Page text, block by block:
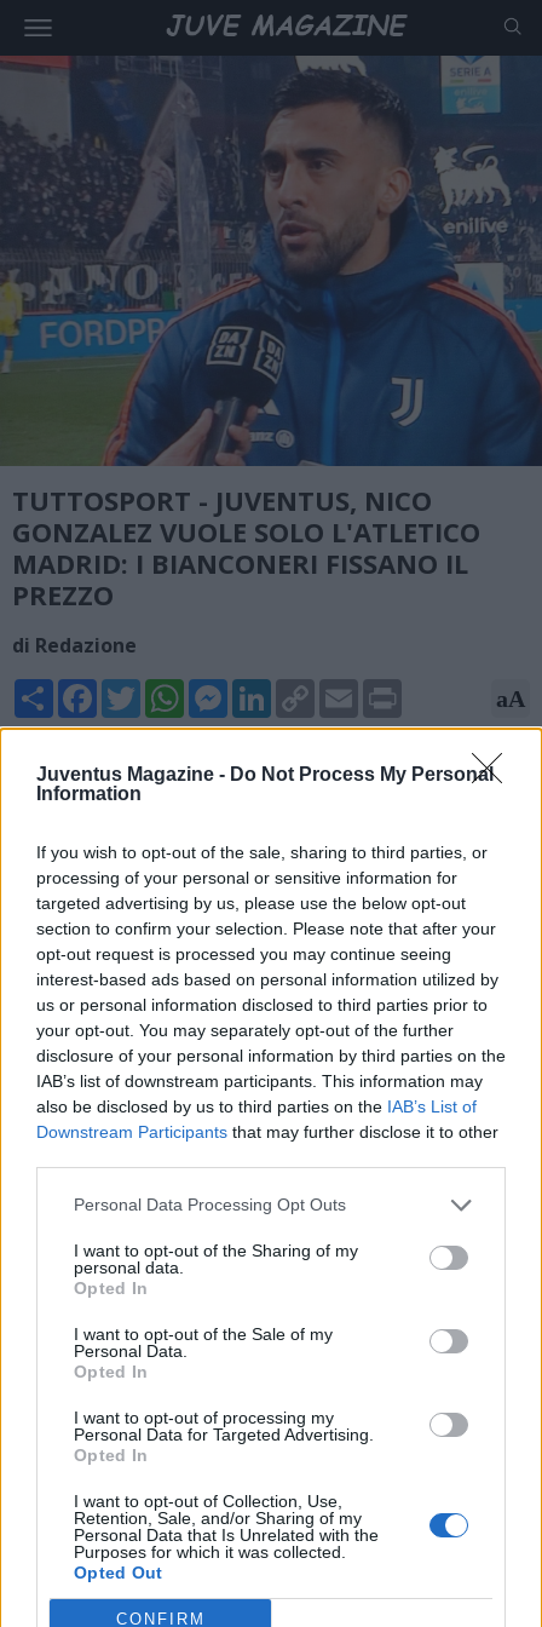
Juventus Magazine - Do Not Process My Personal
Information
If you wish to opt-out of the sale, sharing to third parties, or
processing of your personal or sensitive information for
targeted advertising by us, please use the below opt-out
section to confirm your selection. Please note that after your
opt-out request is processed you may continue seeing
interest-based ads based on personal information utilized by
us or personal information disclosed to third parties prior to
your opt-out. You may separately opt-out of the further
disclosure of your personal information by third parties on the
IAB’s list of downstream participants. This information may
also be disclosed by us to third parties on the IAB’s List of
Downstream Participants that may further disclose it to other
Personal Data Processing Opt Outs
I want to opt-out of the Sharing of my
personal data.
Opted In
I want to opt-out of the Sale of my
Personal Data.
Opted In
I want to opt-out of processing my
Personal Data for Targeted Advertising.
Opted In
I want to opt-out of Collection, Use,
Retention, Sale, and/or Sharing of my
Personal Data that Is Unrelated with the
Purposes for which it was collected.
Opted Out
CONFIRM
TUTTOSPORT - JUVENTUS, NICO
GONZALEZ VUOLE SOLO L'ATLETICO
MADRID: I BIANCONERI FISSANO IL
PREZZO
di Redazione
Share FacebookTwitterWhatsAppMessengerLinkedInCopy
Link
Email aA
Secondo quanto riportato da Tuttosport, l'Atletico Madrid
Anche l'argentino vuole continuare a giocare in Spagna. A
Torino nessuno vuole svendere l'ex Fiorentina, motivo per cui
i 24 milioni di euro proposti dai Colchoneros non sono stati
ritenuti soddisfacenti. La richiesta è di tre in più, cifra che le
permetterebbe di mettere a bilancio una buona plusvalenza.
Il materiale (testo, foto e video) consultabile in questo portale è di nostra proprietà.
Alcune foto (screenshot) ed articoli presenti su "Juventus Magazine" sono in parte giunti
da internet, in quanto arrivati alla nostra attenzione attraverso regolari comunicati
stampa con immagini e testi allegati ed autorizzati alla pubblicazione, e quindi valutati
di pubblico dominio. Se i soggetti o gli autori avessero qualcosa in contrario alla
redazione@napolimagazine.com
), che provvederà prontamente alla rimozione.